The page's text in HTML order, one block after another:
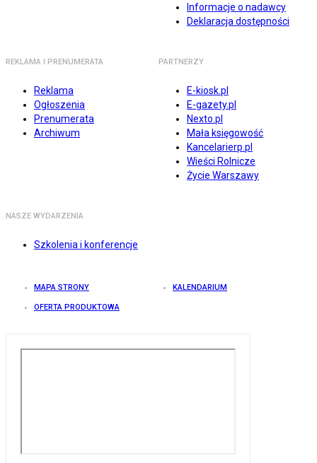
Informacje o nadawcy
Deklaracja dostępności
REKLAMA I PRENUMERATA
Reklama
Ogłoszenia
Prenumerata
Archiwum
PARTNERZY
E-kiosk.pl
E-gazety.pl
Nexto.pl
Mała księgowość
Kancelarierp.pl
Wieści Rolnicze
Życie Warszawy
NASZE WYDARZENIA
Szkolenia i konferencje
MAPA STRONY KALENDARIUM
OFERTA PRODUKTOWA